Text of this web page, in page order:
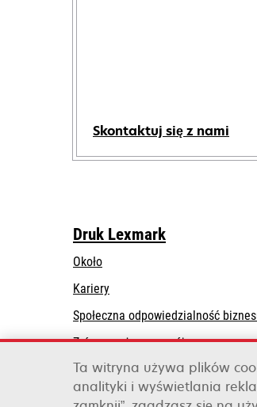
Skontaktuj się z nami
Druk Lexmark
Około
Kariery
Społeczna odpowiedzialność
Zrównoważony rozwój
Lexmark Partners
Ta witryna używa plików
analityki i wyświetlania